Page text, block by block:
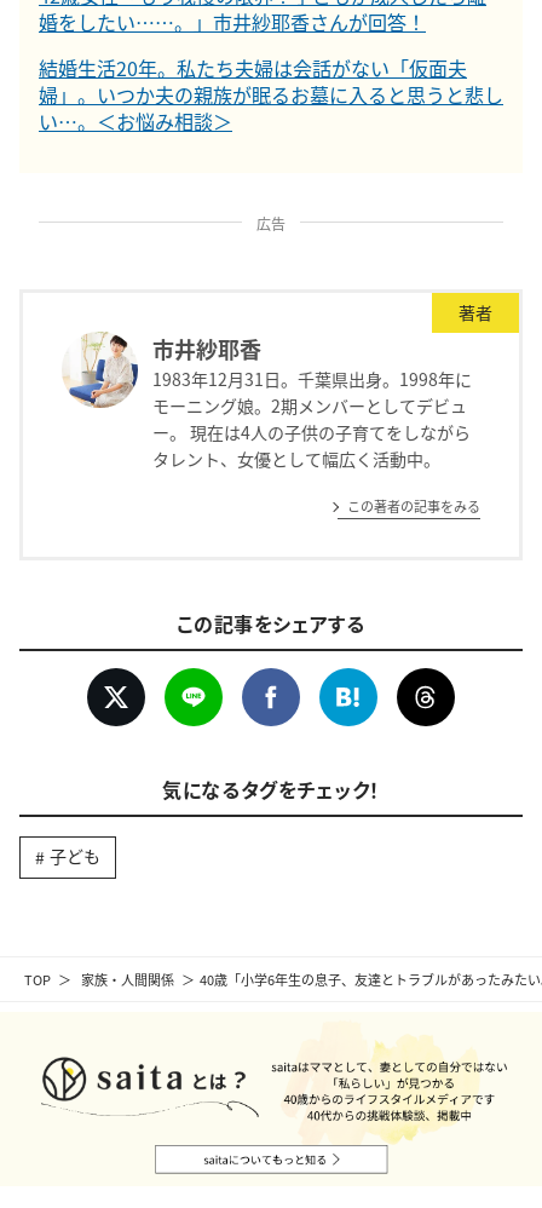
TOP 家族・人間関係 40歳「小学6年生の息子、友達とトラブルがあったみ
婚をしたい……。」市井紗耶香さんが回答！
結婚生活20年。私たち夫婦は会話がない「仮面夫
婦」。いつか夫の親族が眠るお墓に入ると思うと悲し
い…。＜お悩み相談＞
広告
著者
市井紗耶香
1983年12月31日。千葉県出身。1998年に
モーニング娘。2期メンバーとしてデビュ
ー。 現在は4人の子供の子育てをしながら
タレント、女優として幅広く活動中。
この著者の記事をみる
この記事をシェアする
気になるタグをチェック！
子ども